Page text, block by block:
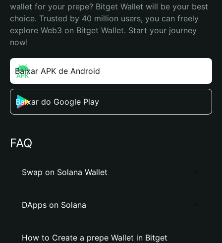
wallet for your prepe? Bitget Wallet will be your best
choice. Trusted by 40 million users, you can freely
explore Web3 on Bitget Wallet. Start your journey
now!
Baixar APK de Android
Baixar do Google Play
FAQ
Swap on Solana Wallet
DApps on Solana
How to Create a prepe Wallet in Bitget